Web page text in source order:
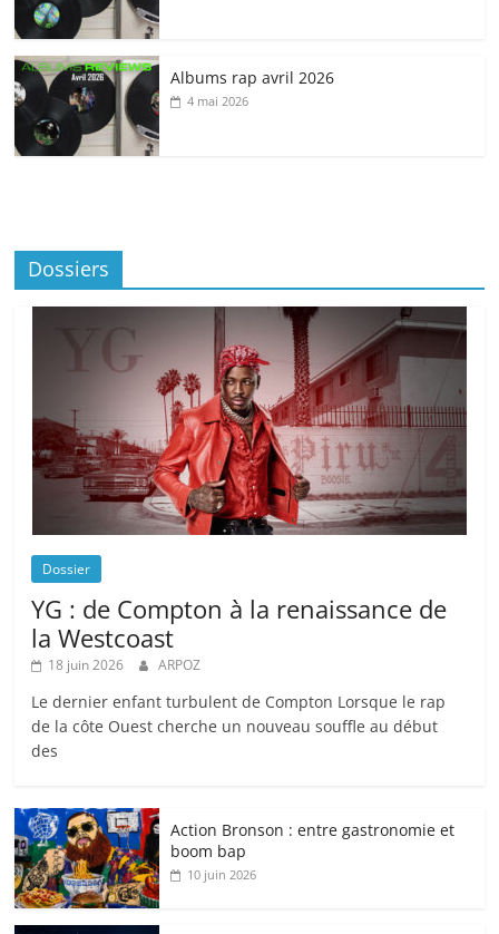
Albums rap avril 2026
4 mai 2026
Dossiers
Dossier
YG : de Compton à la renaissance de
la Westcoast
18 juin 2026 ARPOZ
Le dernier enfant turbulent de Compton Lorsque le rap
de la côte Ouest cherche un nouveau souffle au début
des
Action Bronson : entre gastronomie et
boom bap
10 juin 2026